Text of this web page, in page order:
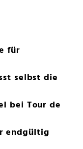
für
selbst die
bei Tour de
endgültig